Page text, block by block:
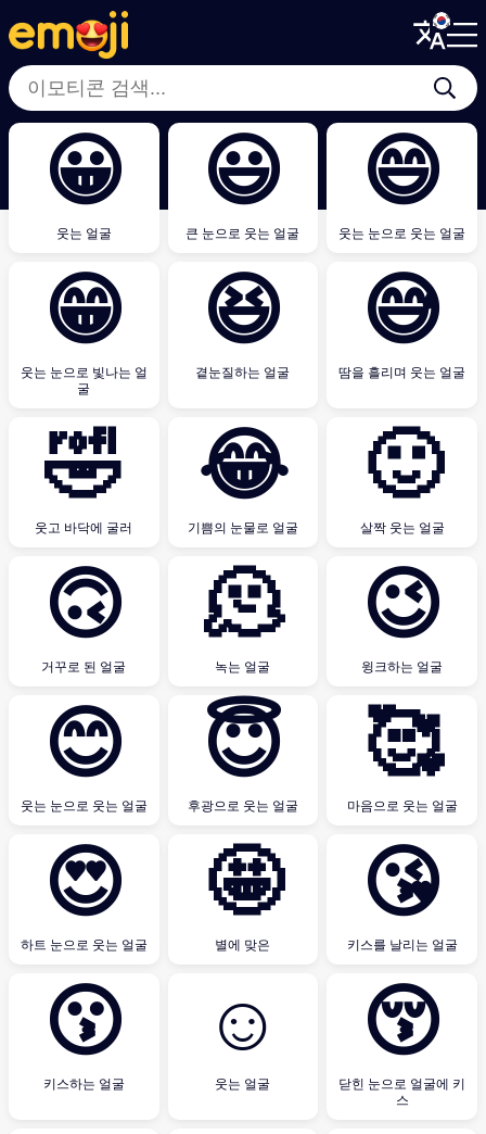
Menu
Close
Menu
Close
😀
웃는 얼굴
😃
큰 눈으로 웃는 얼굴
😄
웃는 눈으로 웃는 얼굴
😁
웃는 눈으로 빛나는 얼
굴
😆
곁눈질하는 얼굴
😅
땀을 흘리며 웃는 얼굴
🤣
웃고 바닥에 굴러
😂
기쁨의 눈물로 얼굴
🙂
살짝 웃는 얼굴
🙃
거꾸로 된 얼굴
🫠
녹는 얼굴
😉
윙크하는 얼굴
😊
웃는 눈으로 웃는 얼굴
😇
후광으로 웃는 얼굴
🥰
마음으로 웃는 얼굴
😍
하트 눈으로 웃는 얼굴
🤩
별에 맞은
😘
키스를 날리는 얼굴
😗
키스하는 얼굴
☺
웃는 얼굴
😚
닫힌 눈으로 얼굴에 키
스